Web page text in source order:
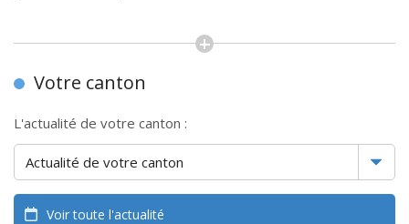
Votre canton
L'actualité de votre canton :
Voir toute l'actualité